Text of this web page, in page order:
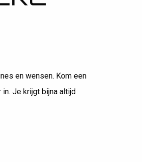
en wensen. Kom een
Je krijgt bijna altijd